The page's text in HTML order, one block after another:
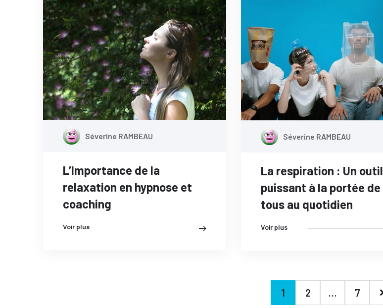
Séverine RAMBEAU
L’Importance de la
relaxation en hypnose et
coaching
Voir plus
Séverine RAMBEAU
La respiration : Un outil
puissant à la portée de
tous au quotidien
Voir plus
1 2 … 7